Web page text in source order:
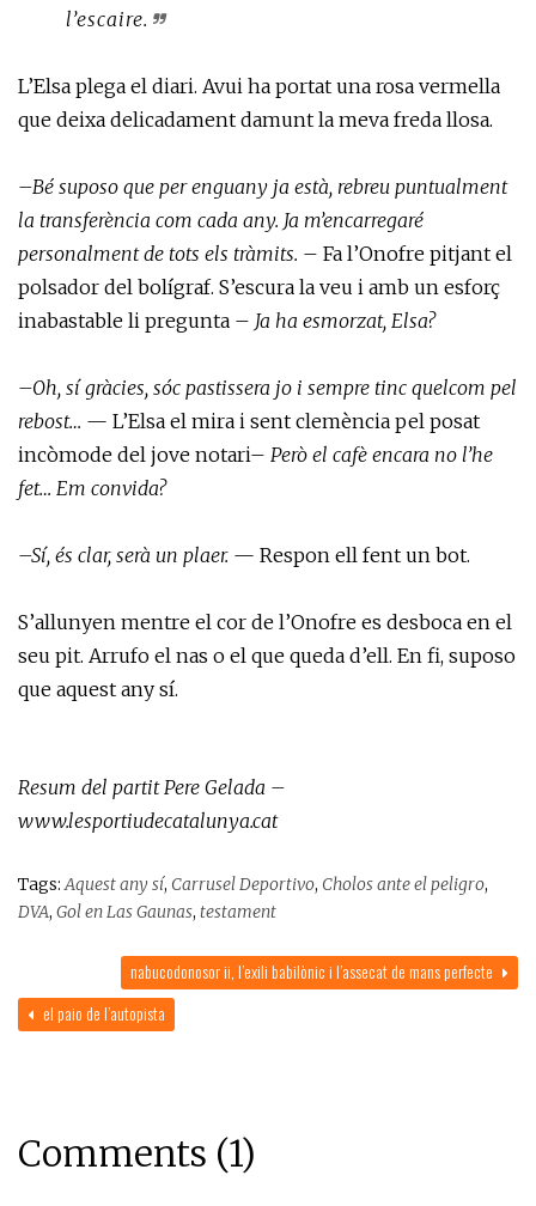
l’escaire.
L’Elsa plega el diari. Avui ha portat una rosa vermella
que deixa delicadament damunt la meva freda llosa.
–Bé suposo que per enguany ja està, rebreu puntualment
la transferència com cada any. Ja m’encarregaré
personalment de tots els tràmits. – Fa l’Onofre pitjant el
polsador del bolígraf. S’escura la veu i amb un esforç
inabastable li pregunta – Ja ha esmorzat, Elsa?
–Oh, sí gràcies, sóc pastissera jo i sempre tinc quelcom pel
rebost… — L’Elsa el mira i sent clemència pel posat
incòmode del jove notari– Però el cafè encara no l’he
fet… Em convida?
–Sí, és clar, serà un plaer. — Respon ell fent un bot.
S’allunyen mentre el cor de l’Onofre es desboca en el
seu pit. Arrufo el nas o el que queda d’ell. En fi, suposo
que aquest any sí.
Resum del partit Pere Gelada –
www.lesportiudecatalunya.cat
Tags:Aquest any sí, Carrusel Deportivo, Cholos ante el peligro,
DVA, Gol en Las Gaunas, testament
nabucodonosor ii, l’exili babilònic i l’assecat de mans perfecte
el paio de l’autopista
Comments (1)